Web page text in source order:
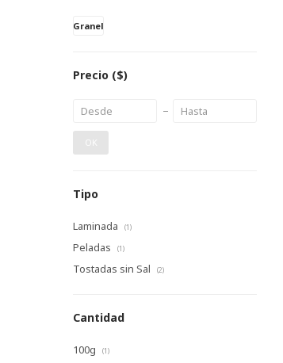
Granel
Precio ($)
OK
Tipo
Laminada (1)
Peladas (1)
Tostadas sin Sal (2)
Cantidad
100g (1)